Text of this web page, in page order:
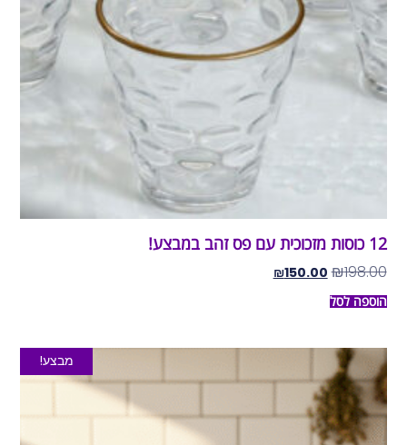
12 כוסות מזכוכית עם פס זהב במבצע!
₪198.00
₪150.00
הוספה לסל
מבצע!